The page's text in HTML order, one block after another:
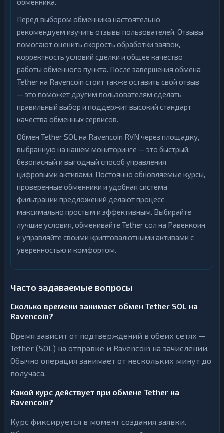
Перед выбором обменника настоятельно
рекомендуем изучить отзывы пользователей. Отзывы
помогают оценить скорость обработки заявок,
корректность условий сделки и общее качество
работы обменного пункта. После завершения обмена
Tether на Ravencoin стоит также оставить свой отзыв
— это поможет другим пользователям сделать
правильный выбор и поддержит высокий стандарт
качества обменных сервисов.
Обмен Tether SOL на Ravencoin RVN через площадку,
выбранную на нашем мониторинге — это быстрый,
безопасный и выгодный способ управления
цифровыми активами. Постоянно обновляемые курсы,
проверенные обменники и удобная система
фильтрации предложений делают процесс
максимально простым и эффективным. Выбирайте
лучшие условия, обменивайте Tether сол на Равенкоин
и управляйте своими криптовалютными активами с
уверенностью и комфортом.
Часто задаваемые вопросы
Сколько времени занимает обмен Tether SOL на
Ravencoin?
Время зависит от подтверждений в обеих сетях —
Tether (SOL) на отправке и Ravencoin на зачислении.
Обычно операция занимает от нескольких минут до
получаса.
Какой курс действует при обмене Tether на
Ravencoin?
Курс фиксируется в момент создания заявки.